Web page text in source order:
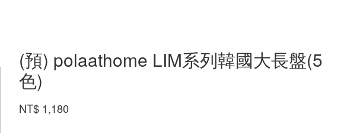
(預) polaathome LIM系列韓國大長盤(5
色)
NT$ 1,180